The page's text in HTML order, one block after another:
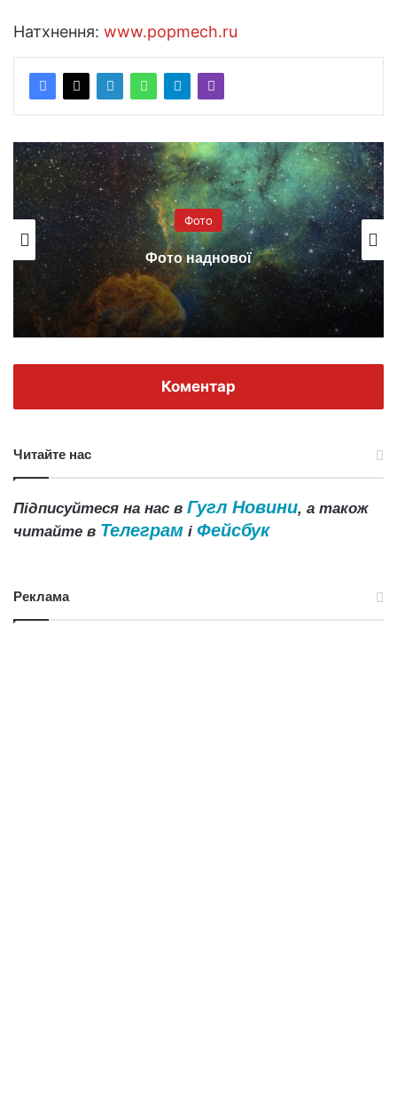
Натхнення: www.popmech.ru
Фото
Фото наднової
Коментар
Читайте нас
Підписуйтеся на нас в Гугл Новини, а також
читайте в Телеграм і Фейсбук
Реклама